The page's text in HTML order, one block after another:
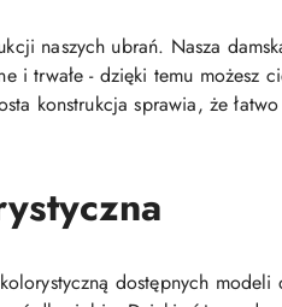
naszych ubrań. Nasza
i trwałe - dzięki temu możesz
konstrukcja sprawia, że
dostępnych